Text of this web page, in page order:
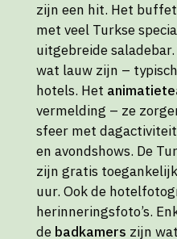
zijn een hit. Het
met veel Turkse
uitgebreide
wat lauw zijn –
hotels. Het
vermelding – ze
sfeer met
en avondshows. De
zijn gratis
uur. Ook de
herinneringsfoto’s.
de badkamers zijn